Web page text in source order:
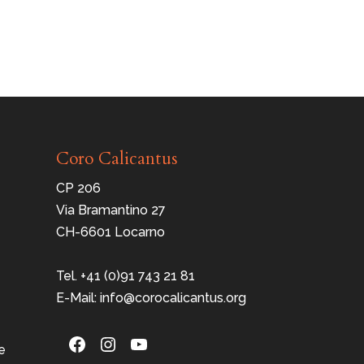
Coro Calicantus
CP 206
Via Bramantino 27
CH-6601 Locarno
Tel. +41 (0)91 743 21 81
E-Mail: info@corocalicantus.org
Facebook
Instagram
YouTube